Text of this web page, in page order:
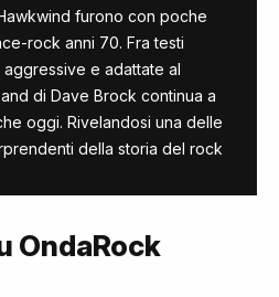
furono con poche
rock anni 70. Fra testi
e adattate al
di Dave Brock continua a
oggi. Rivelandosi una delle
della storia del rock
OndaRock